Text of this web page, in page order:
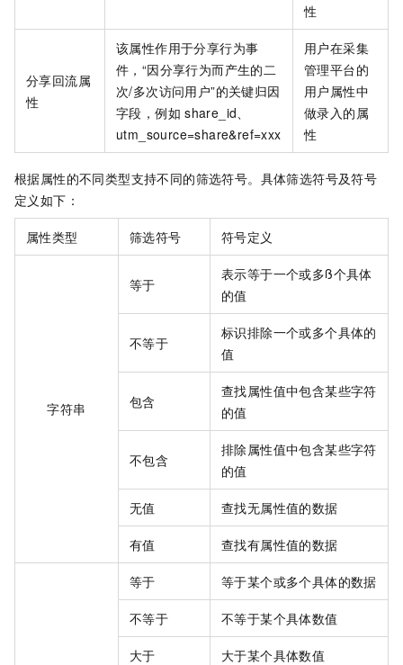
性
分享回流属
性
该属性作用于分享行为事
件，“因分享行为而产生的二
次/多次访问用户”的关键归因
字段，例如 share_id、
utm_source=share&ref=xxx
用户在采集
管理平台的
用户属性中
做录入的属
性
根据属性的不同类型支持不同的筛选符号。具体筛选符号及符号
定义如下：
属性类型 筛选符号 符号定义
字符串
等于
表示等于一个或多ß个具体
的值
不等于
标识排除一个或多个具体的
值
包含
查找属性值中包含某些字符
的值
不包含
排除属性值中包含某些字符
的值
无值 查找无属性值的数据
有值 查找有属性值的数据
等于 等于某个或多个具体的数据
不等于 不等于某个具体数值
大于 大于某个具体数值